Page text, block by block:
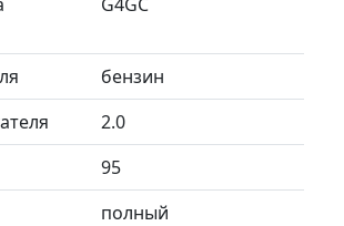
бензин
2.0
95
полный